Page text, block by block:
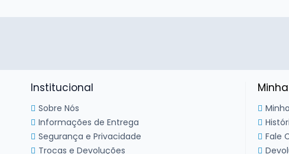
Institucional
Sobre Nós
Informações de Entrega
Segurança e Privacidade
Trocas e Devoluções
Fale